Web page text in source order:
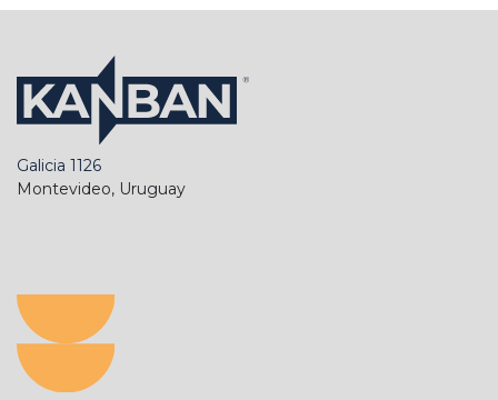
Galicia 1126
Montevideo, Uruguay